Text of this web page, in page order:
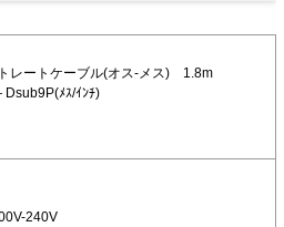
レートケーブル(オス-メス) 1.8m
ﾒｽ/ｲﾝﾁ)
240V